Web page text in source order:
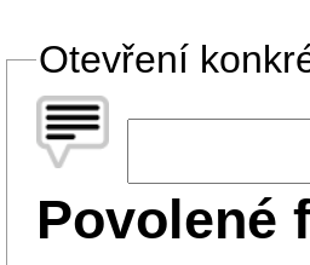
Otevření
Povolené